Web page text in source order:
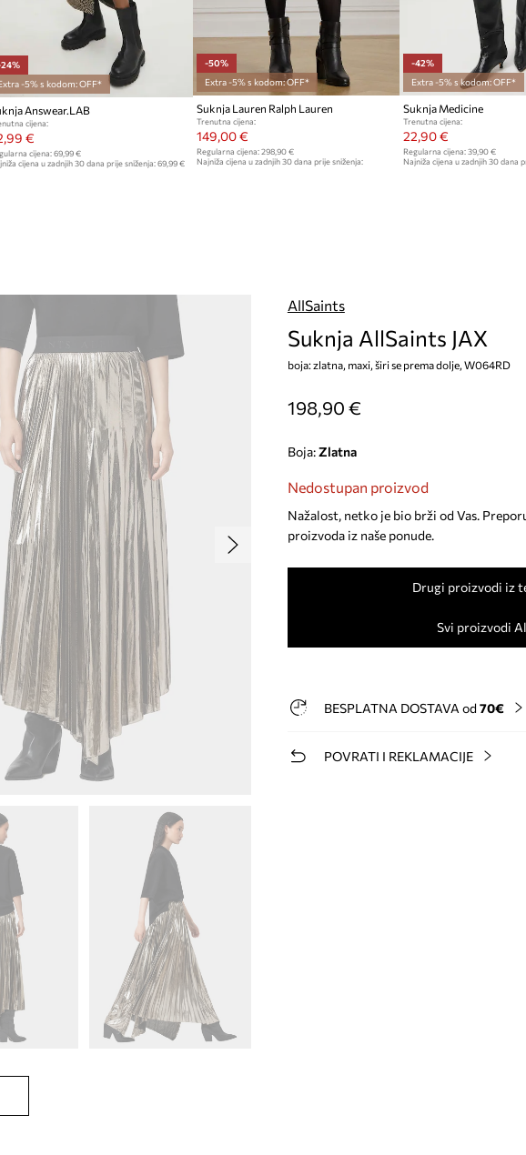
-5% s kodom: OFF*
Answear.LAB
cijena:
€
cijena: 69,99 €
cijena u zadnjih 30 dana prije sniženja: 69,99 €
-50%
Extra -5% s kodom: OFF*
Suknja Lauren Ralph Lauren
Trenutna cijena:
149,00 €
Regularna cijena: 298,90 €
Najniža cijena u zadnjih 30 dana prije sniženja:
-42%
Extra -5% s kodom: OFF*
Suknja Medicine
Trenutna cijena:
22,90 €
Regularna cijena:39,90 €
Najniža cijena u zadnjih 30 dana
AllSaints
Suknja AllSaints JAX
boja: zlatna, maxi, širi se prema dolje, W064RD
198,90 €
Boja: zlatna
Nedostupan proizvod
Nažalost, netko je bio brži od Vas.
proizvoda iz naše ponude.
Drugi proizvodi iz
Svi proizvodi
BESPLATNA DOSTAVA od 70€
POVRATI I REKLAMACIJE